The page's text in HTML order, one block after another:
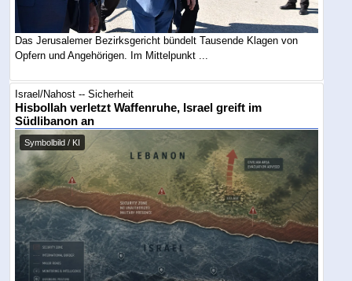
Das Jerusalemer Bezirksgericht bündelt Tausende Klagen von
Opfern und Angehörigen. Im Mittelpunkt ...
Israel/Nahost -- Sicherheit
Hisbollah verletzt Waffenruhe, Israel greift im
Südlibanon an
Symbolbild / KI